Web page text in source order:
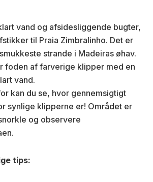
vand og afsidesliggende bugter,
til Praia Zimbralinho. Det er
strande i Madeiras øhav.
foden af farverige klipper med en
vand.
kan du se, hvor gennemsigtigt
synlige klipperne er! Området er
og observere
tips: